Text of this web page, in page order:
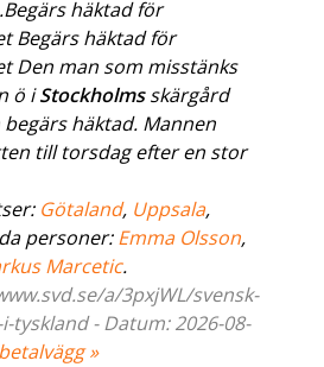
häktad för
Begärs häktad för
Den man som misstänks
ö iStockholmsskärgård
häktad. Mannen
till torsdag efter en stor
Götaland, Uppsala,
personer:Emma Olsson,
Marcetic.
a/3pxjWL/svensk-
tyskland - Datum: 2026-08-
»